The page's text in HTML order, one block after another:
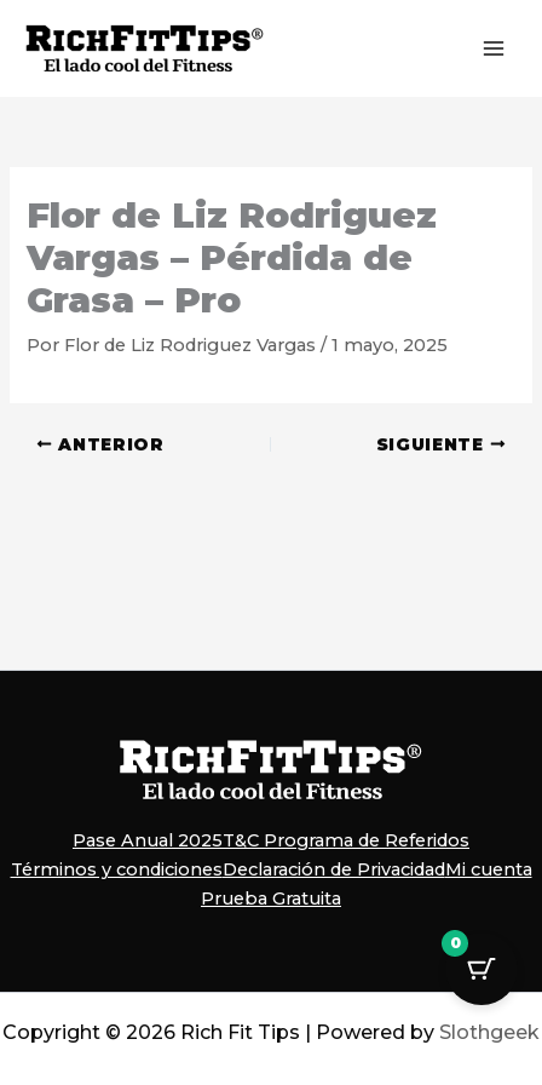
contenido
Flor de Liz Rodriguez
Vargas – Pérdida de
Grasa – Pro
Por Flor de Liz Rodriguez Vargas/1 mayo, 2025
ANTERIOR SIGUIENTE
Pase Anual 2025T&C Programa de Referidos
Términos y condicionesDeclaración de PrivacidadMi cuenta
Prueba Gratuita
Copyright © 2026 Rich Fit Tips | Powered by Slothgeek
0